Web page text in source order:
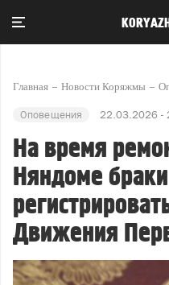
Главная Новости Коряжмы
Оповещения 22.03.2026 -
На время
Няндоме
Движения